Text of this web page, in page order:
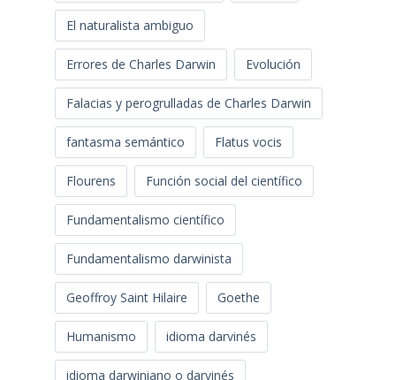
El naturalista ambiguo
Errores de Charles Darwin Evolución
Falacias y perogrulladas de Charles Darwin
fantasma semántico Flatus vocis
Flourens Función social del científico
Fundamentalismo científico
Fundamentalismo darwinista
Geoffroy Saint Hilaire Goethe
Humanismo idioma darvinés
idioma darwiniano o darvinés